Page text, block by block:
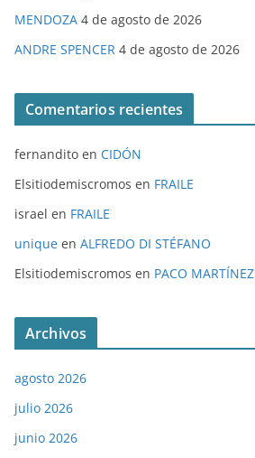
MENDOZA 4 de agosto de 2026
ANDRE SPENCER 4 de agosto de 2026
Comentarios recientes
fernandito en CIDÓN
Elsitiodemiscromos en FRAILE
israel en FRAILE
unique en ALFREDO DI STÉFANO
Elsitiodemiscromos en PACO MARTÍNEZ
Archivos
agosto 2026
julio 2026
junio 2026